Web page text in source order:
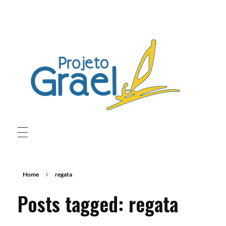
Projeto Grael
Conheça o Projeto Grael
Tripulação
PROGRAMAS
Home regata
Posts tagged: regata